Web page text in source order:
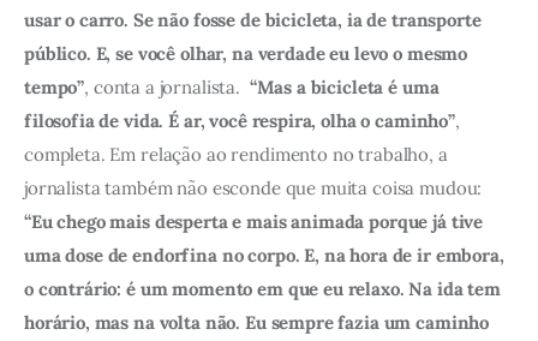
usar o carro. Se não fosse de bicicleta, ia de transporte
público. E, se você olhar, na verdade eu levo o mesmo
tempo”, conta a jornalista. “Mas a bicicleta é uma
filosofia de vida. É ar, você respira, olha o caminho”,
completa. Em relação ao rendimento no trabalho, a
jornalista também não esconde que muita coisa mudou:
“Eu chego mais desperta e mais animada porque já tive
uma dose de endorfina no corpo. E, na hora de ir embora,
o contrário: é um momento em que eu relaxo. Na ida tem
horário, mas na volta não. Eu sempre fazia um caminho